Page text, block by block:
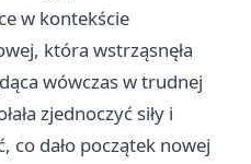
w kontekście
która wstrząsnęła
wówczas w trudnej
zjednoczyć siły i
co dało początek nowej